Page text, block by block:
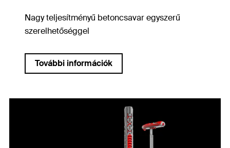
Nagy teljesítményű betoncsavar egyszerű
szerelhetőséggel
További információk